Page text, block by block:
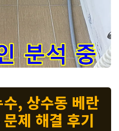
, 상수동 베란
제 해결 후기